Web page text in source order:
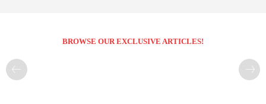
BROWSE OUR EXCLUSIVE ARTICLES!